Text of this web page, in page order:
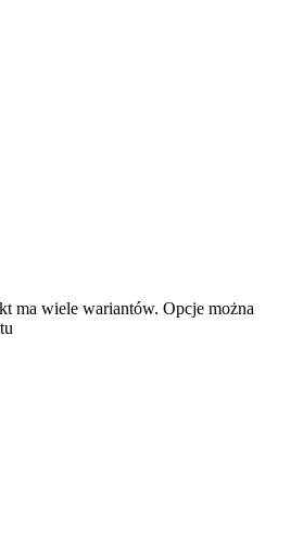
ma wiele wariantów. Opcje można